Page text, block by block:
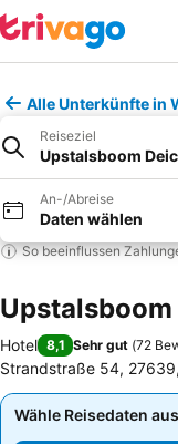
Alle Unterkünfte in
Reiseziel
Upstalsboom
An-/Abreise
Daten wählen
So beeinflussen
Hotel 8,1 Sehr gut (72
Strandstraße 54,
Wähle Reisedaten
Wähle Reisedaten